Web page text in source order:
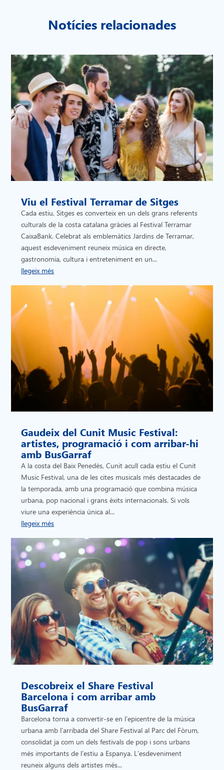
Notícies relacionades
Viu el Festival Terramar de Sitges
Cada estiu, Sitges es converteix en un dels grans referents
culturals de la costa catalana gràcies al Festival Terramar
CaixaBank. Celebrat als emblemàtics Jardins de Terramar,
aquest esdeveniment reuneix música en directe,
gastronomia, cultura i entreteniment en un...
llegeix més
Gaudeix del Cunit Music Festival:
artistes, programació i com arribar-hi
amb BusGarraf
A la costa del Baix Penedès, Cunit acull cada estiu el Cunit
Music Festival, una de les cites musicals més destacades de
la temporada, amb una programació que combina música
urbana, pop nacional i grans èxits internacionals. Si vols
viure una experiència única al...
llegeix més
Descobreix el Share Festival
Barcelona i com arribar amb
BusGarraf
Barcelona torna a convertir-se en l’epicentre de la música
urbana amb l’arribada del Share Festival al Parc del Fòrum,
consolidat ja com un dels festivals de pop i sons urbans
més importants de l’estiu a Espanya. L’esdeveniment
reuneix alguns dels artistes més...